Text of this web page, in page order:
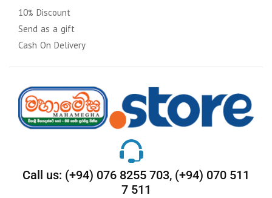
10% Discount
Send as a gift
Cash On Delivery
Call us: (+94) 076 8255 703, (+94) 070 511
7 511